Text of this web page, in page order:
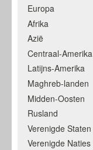
Europa
Afrika
Azië
Centraal-Amerika
Latijns-Amerika
Maghreb-landen
Midden-Oosten
Rusland
Verenigde Staten
Verenigde Naties